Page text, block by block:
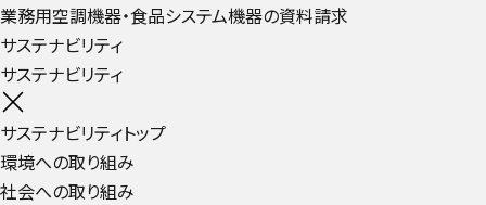
業務用空調機器・食品システム機器の資料請求
サステナビリティ
サステナビリティ
サステナビリティトップ
環境への取り組み
社会への取り組み